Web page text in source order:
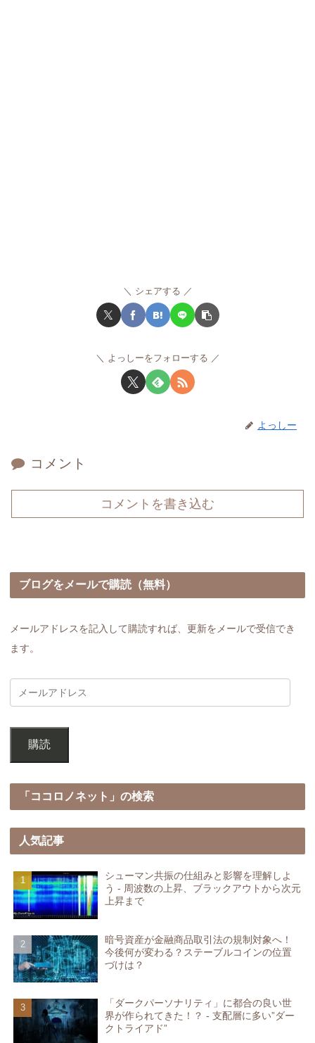
シェアする
よっしーをフォローする
よっしー
コメント
コメントを書き込む
ブログをメールで購読（無料）
メールアドレスを記入して購読すれば、更新をメールで受信でき
ます。
購読
「ココロノネット」の検索
人気記事
シューマン共振の仕組みと影響を理解しよ
う - 周波数の上昇、ブラックアウトから次元
上昇まで
暗号資産が金融商品取引法の規制対象へ！
今後何が変わる？ステーブルコインの位置
づけは？
「ダークパーソナリティ」に都合の良い世
界が作られてきた！？ - 支配層に多い”ダー
クトライアド”